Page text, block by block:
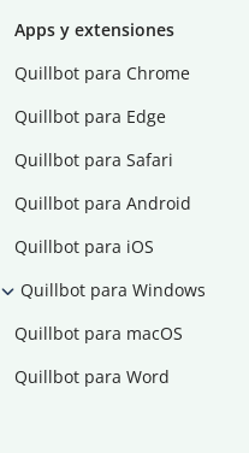
Apps y extensiones
Quillbot para Chrome
Quillbot para Edge
Quillbot para Safari
Quillbot para Android
Quillbot para iOS
Quillbot para Windows
Quillbot para macOS
Quillbot para Word